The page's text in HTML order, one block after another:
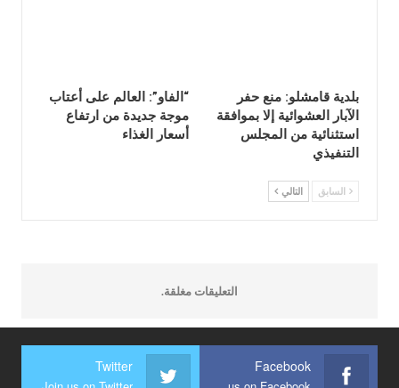
بلدية قامشلو: منع حفر
الآبار العشوائية إلا بموافقة
استثنائية من المجلس
التنفيذي
“الفاو”: العالم على أعتاب
موجة جديدة من ارتفاع
أسعار الغذاء
السابق التالي
التعليقات مغلقة.
Facebook
Twitter